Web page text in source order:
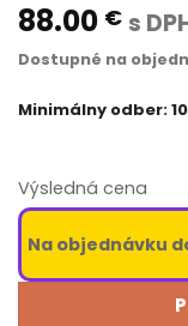
88.00 € s
Dostupné na
Minimálny odber:
Výsledná cena
Na objednávku